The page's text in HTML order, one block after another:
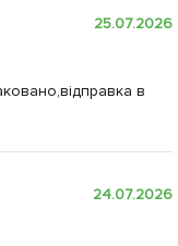
25.07.2026
в
24.07.2026